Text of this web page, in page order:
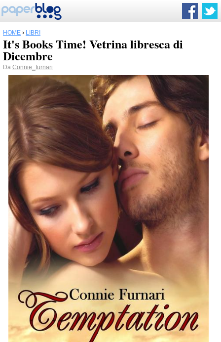
HOME › LIBRI
It's Books Time! Vetrina libresca di
Dicembre
Da Connie_furnari